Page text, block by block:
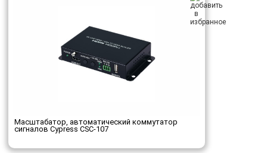
Масштабатор, автоматический коммутатор
сигналов Cypress CSC-107